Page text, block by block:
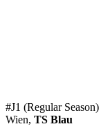
#J1 (Regular Season)
Wien, TS Blau